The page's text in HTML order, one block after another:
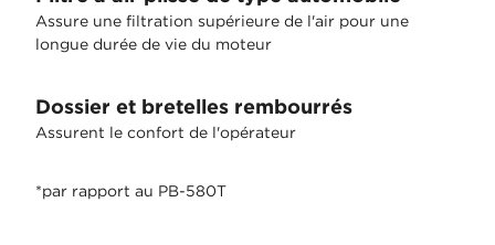
Assure une filtration supérieure de l'air pour une
longue durée de vie du moteur
Dossier et bretelles rembourrés
Assurent le confort de l'opérateur
*par rapport au PB-580T